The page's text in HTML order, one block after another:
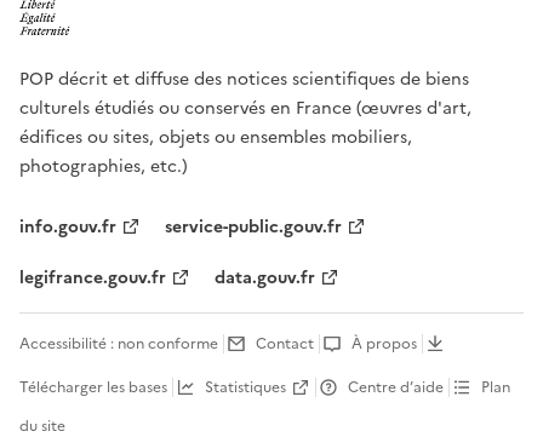
POP décrit et diffuse des notices scientifiques de biens
culturels étudiés ou conservés en France (œuvres d'art,
édifices ou sites, objets ou ensembles mobiliers,
photographies, etc.)
info.gouv.fr
service-public.gouv.fr
legifrance.gouv.fr
data.gouv.fr
Accessibilité : non conforme Contact
À propos
Télécharger les bases
Statistiques Centre d’aide
Plan
du site